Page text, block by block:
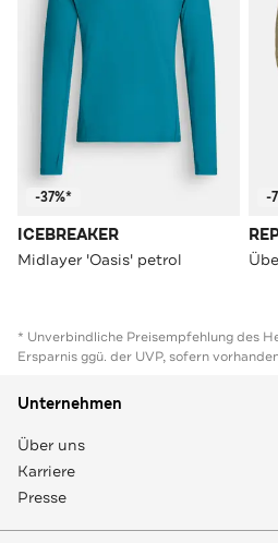
-37%*
ICEBREAKER
Midlayer 'Oasis' petrol
-
* Unverbindliche Preisempfehlung des
Ersparnis ggü. der UVP, sofern
Unternehmen
Über uns
Karriere
Presse